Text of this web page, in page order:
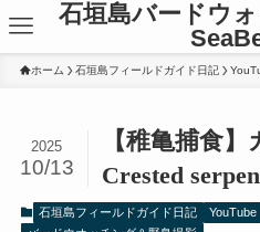
石垣島バードウ
ホーム 石垣島フィールドガイド日記
【稚亀捕食
Crested
2025
10/13
石垣島フィールドガイド日記 YouTube